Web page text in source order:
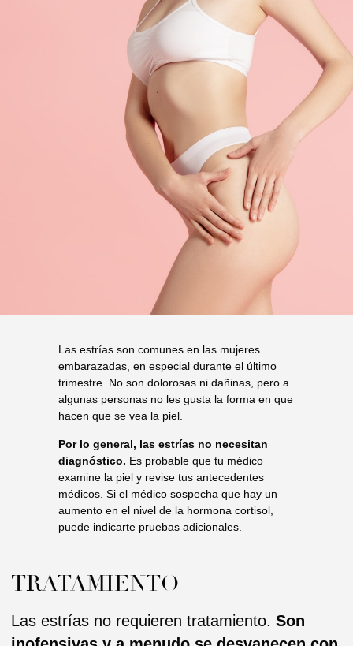
Las estrías son comunes en las mujeres
embarazadas, en especial durante el último
trimestre. No son dolorosas ni dañinas, pero a
algunas personas no les gusta la forma en que
hacen que se vea la piel.
Por lo general, las estrías no necesitan
diagnóstico. Es probable que tu médico
examine la piel y revise tus antecedentes
médicos. Si el médico sospecha que hay un
aumento en el nivel de la hormona cortisol,
puede indicarte pruebas adicionales.
Se encuentran disponibles distintas terapias
producción de colágeno o promover la
elasticidad. El médico puede ayudarte a
TRATAMIENTO
inofensivas y a menudo se desvanecen con
el tiempo.El tratamiento puede hacer que se
atenúen, pero es posible que nunca
desaparezcan por completo.
los que se encuentran disponibles para
ayudar a mejorar el aspecto y la textura de las
No se ha demostrado que ninguno
sea más eficaz que los otros.
1.Crema con retinoides, bajo la